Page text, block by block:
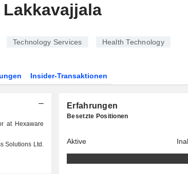
Technology Services Health Technology
Insider-Transaktionen
at Hexaware
Solutions Ltd.
Erfahrungen
Besetzte Positionen
Aktive